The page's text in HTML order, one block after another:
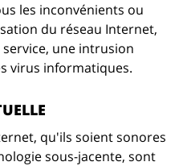
les inconvénients ou
du réseau Internet,
une intrusion
virus informatiques.
qu'ils soient sonores
sous-jacente, sont